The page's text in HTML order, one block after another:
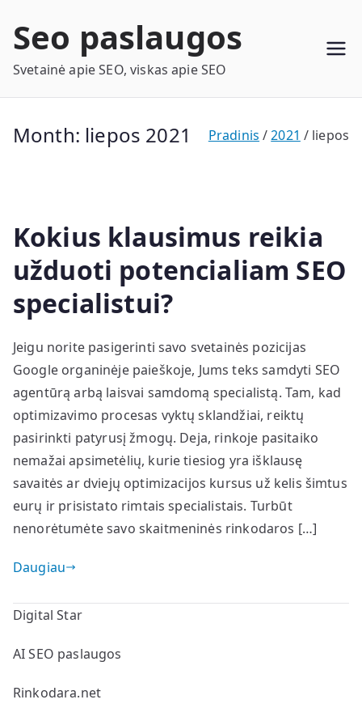
prieSeo paslaugos
Svetainė apie SEO, viskas apie SEO
Month: liepos 2021 Pradinis 2021 liepos
Kokius klausimus reikia
užduoti potencialiam SEO
specialistui?
Jeigu norite pasigerinti savo svetainės pozicijas
Google organinėje paieškoje, Jums teks samdyti SEO
agentūrą arbą laisvai samdomą specialistą. Tam, kad
optimizavimo procesas vyktų sklandžiai, reiktų
pasirinkti patyrusį žmogų. Deja, rinkoje pasitaiko
nemažai apsimetėlių, kurie tiesiog yra išklausę
savaitės ar dviejų optimizacijos kursus už kelis šimtus
eurų ir prisistato rimtais specialistais. Turbūt
nenorėtumėte savo skaitmeninės rinkodaros […]
Daugiau
Digital Star
AI SEO paslaugos
Rinkodara.net